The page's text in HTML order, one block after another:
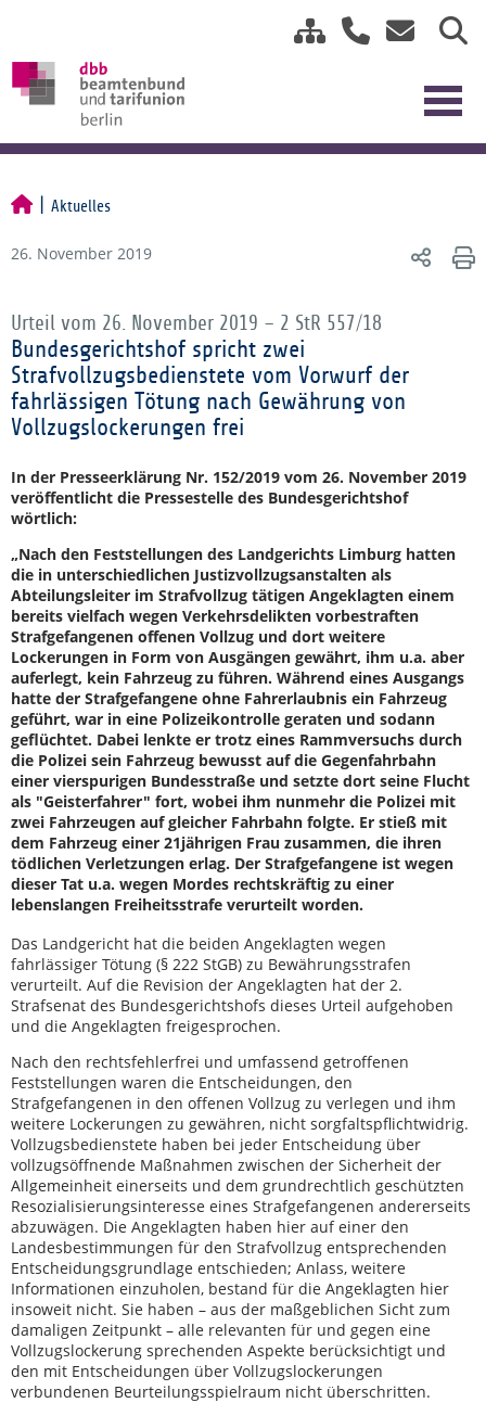
Aktuelles
26. November 2019
Urteil vom 26. November 2019 – 2 StR 557/18
Bundesgerichtshof spricht zwei
Strafvollzugsbedienstete vom Vorwurf der
fahrlässigen Tötung nach Gewährung von
Vollzugslockerungen frei
In der Presseerklärung Nr. 152/2019 vom 26. November 2019
veröffentlicht die Pressestelle des Bundesgerichtshof
wörtlich:
„Nach den Feststellungen des Landgerichts Limburg hatten
die in unterschiedlichen Justizvollzugsanstalten als
Abteilungsleiter im Strafvollzug tätigen Angeklagten einem
bereits vielfach wegen Verkehrsdelikten vorbestraften
Strafgefangenen offenen Vollzug und dort weitere
Lockerungen in Form von Ausgängen gewährt, ihm u.a. aber
auferlegt, kein Fahrzeug zu führen. Während eines Ausgangs
hatte der Strafgefangene ohne Fahrerlaubnis ein Fahrzeug
geführt, war in eine Polizeikontrolle geraten und sodann
geflüchtet. Dabei lenkte er trotz eines Rammversuchs durch
die Polizei sein Fahrzeug bewusst auf die Gegenfahrbahn
einer vierspurigen Bundesstraße und setzte dort seine Flucht
als "Geisterfahrer" fort, wobei ihm nunmehr die Polizei mit
zwei Fahrzeugen auf gleicher Fahrbahn folgte. Er stieß mit
dem Fahrzeug einer 21jährigen Frau zusammen, die ihren
tödlichen Verletzungen erlag. Der Strafgefangene ist wegen
dieser Tat u.a. wegen Mordes rechtskräftig zu einer
lebenslangen Freiheitsstrafe verurteilt worden.
Das Landgericht hat die beiden Angeklagten wegen
fahrlässiger Tötung (§ 222 StGB) zu Bewährungsstrafen
verurteilt. Auf die Revision der Angeklagten hat der 2.
Strafsenat des Bundesgerichtshofs dieses Urteil aufgehoben
und die Angeklagten freigesprochen.
Nach den rechtsfehlerfrei und umfassend getroffenen
Feststellungen waren die Entscheidungen, den
Strafgefangenen in den offenen Vollzug zu verlegen und ihm
weitere Lockerungen zu gewähren, nicht sorgfaltspflichtwidrig.
Vollzugsbedienstete haben bei jeder Entscheidung über
vollzugsöffnende Maßnahmen zwischen der Sicherheit der
Allgemeinheit einerseits und dem grundrechtlich geschützten
Resozialisierungsinteresse eines Strafgefangenen andererseits
abzuwägen. Die Angeklagten haben hier auf einer den
Landesbestimmungen für den Strafvollzug entsprechenden
Entscheidungsgrundlage entschieden; Anlass, weitere
Informationen einzuholen, bestand für die Angeklagten hier
insoweit nicht. Sie haben – aus der maßgeblichen Sicht zum
damaligen Zeitpunkt – alle relevanten für und gegen eine
Vollzugslockerung sprechenden Aspekte berücksichtigt und
den mit Entscheidungen über Vollzugslockerungen
verbundenen Beurteilungsspielraum nicht überschritten.